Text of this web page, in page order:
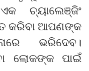
ଚ୍ୟାଲେଞ୍ଜିଂ
କରିବା ଆପଣଙ୍କ
ଭରିଦେବ।
ଲୋକଙ୍କ ପାଇଁ